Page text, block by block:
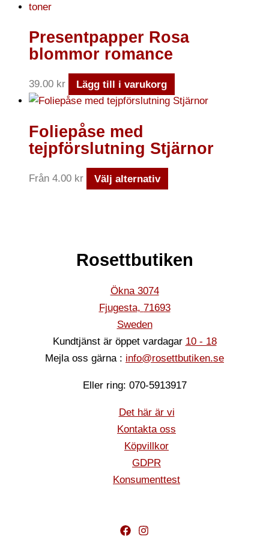
Presentpapper Rosa
blommor romance
39.00 kr Lägg till i varukorg
Foliepåse med
tejpförslutning Stjärnor
Från 4.00 kr Välj alternativ
Rosettbutiken
Ökna 3074
Fjugesta, 71693
Sweden
Kundtjänst är öppet vardagar 10 - 18
Mejla oss gärna : info@rosettbutiken.se
Eller ring: 070-5913917
Det här är vi
Kontakta oss
Köpvillkor
GDPR
Konsumenttest